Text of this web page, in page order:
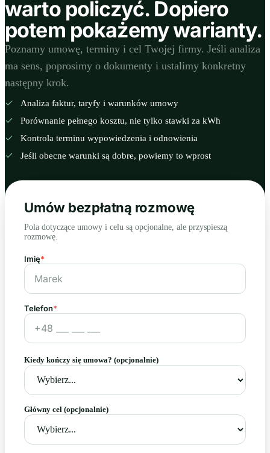
warto policzyć. Dopiero
potem pokażemy warianty.
Poznamy umowę, terminy i cel Twojej firmy. Jeśli analiza
ma sens, poprosimy o dokumenty i ustalimy konkretny
następny krok.
Analiza faktur, taryfy i warunków umowy
Porównanie pełnego kosztu, nie tylko stawki za kWh
Kontrola terminu wypowiedzenia i odnowienia
Jeśli obecne warunki są dobre, powiemy to wprost
Umów bezpłatną rozmowę
Pola dotyczące umowy i celu są opcjonalne, ale przyspieszą
rozmowę.
Imię*
Telefon*
Kiedy kończy się umowa? (opcjonalnie)
Główny cel (opcjonalnie)